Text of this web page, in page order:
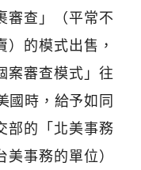
審查」（平常不
）的模式出售，
案審查模式」往
國時，給予如同
部的「北美事務
事務的單位）